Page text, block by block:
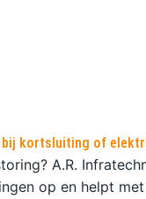
bij kortsluiting of
A.R.
op en helpt